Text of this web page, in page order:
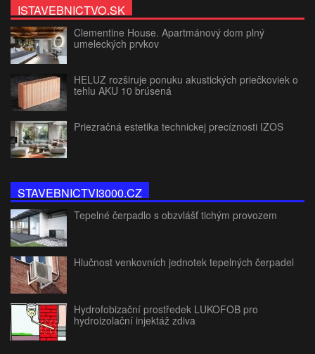
ISTAVEBNICTVO.SK
Clementine House. Apartmánový dom plný
umeleckých prvkov
HELUZ rozširuje ponuku akustických priečkoviek o
tehlu AKU 10 brúsená
Priezračná estetika technickej precíznosti IZOS
STAVEBNICTVI3000.CZ
Tepelné čerpadlo s obzvlášť tichým provozem
Hlučnost venkovních jednotek tepelných čerpadel
Hydrofobizační prostředek LUKOFOB pro
hydroizolační injektáž zdiva